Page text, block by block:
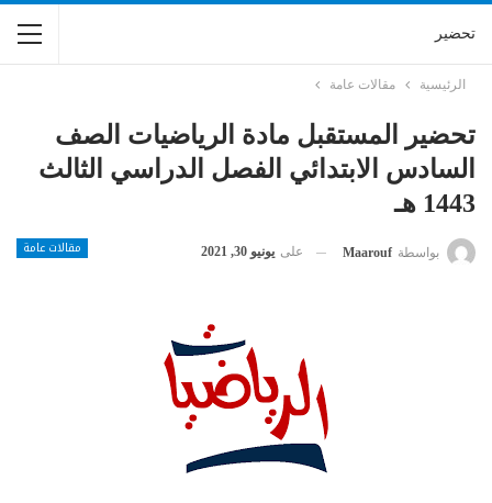
تحضير
الرئيسية مقالات عامة
تحضير المستقبل مادة الرياضيات الصف
السادس الابتدائي الفصل الدراسي الثالث
1443 هـ
مقالات عامة بواسطة Maarouf على يونيو 30, 2021